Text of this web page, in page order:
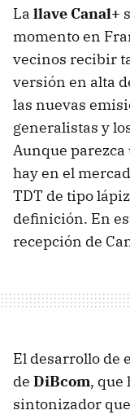
La llave Canal+
momento en
vecinos recibir
versión en alta
las nuevas
generalistas y
Aunque
hay en el
TDT de tipo lápiz
definición. En
recepción de
El desarrollo de
de DiBcom, que
sintonizador